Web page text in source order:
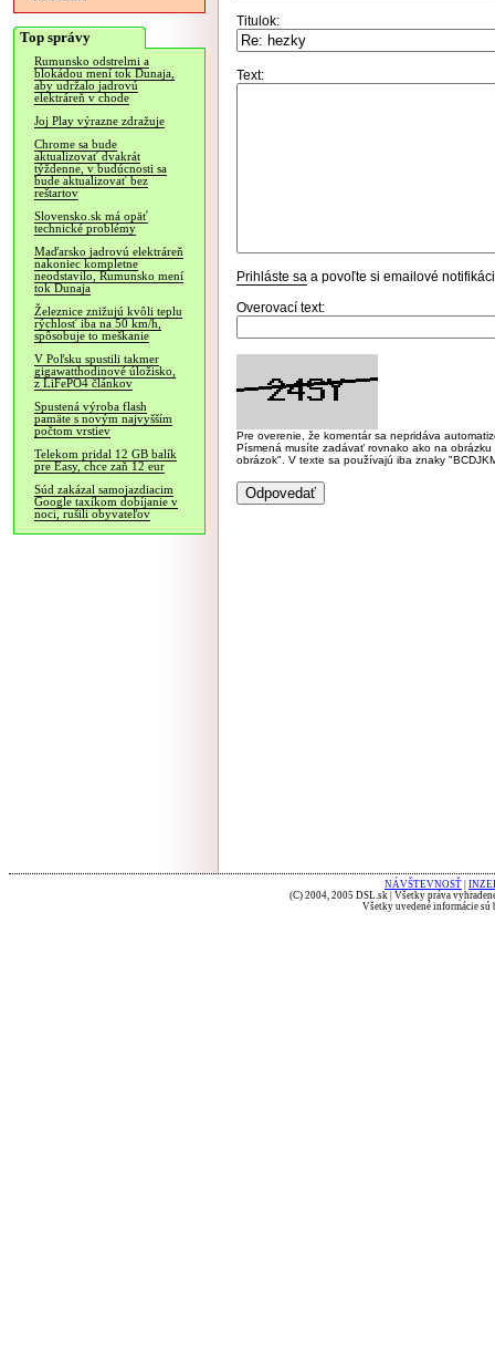
Top správy
Rumunsko odstrelmi a
blokádou mení tok Dunaja,
aby udržalo jadrovú
elektráreň v chode
Joj Play výrazne zdražuje
Chrome sa bude
aktualizovať dvakrát
týždenne, v budúcnosti sa
bude aktualizovať bez
reštartov
Slovensko.sk má opäť
technické problémy
Maďarsko jadrovú elektráreň
nakoniec kompletne
neodstavilo, Rumunsko mení
tok Dunaja
Železnice znižujú kvôli teplu
rýchlosť iba na 50 km/h,
spôsobuje to meškanie
V Poľsku spustili takmer
gigawatthodinové úložisko,
z LiFePO4 článkov
Spustená výroba flash
pamäte s novým najvyšším
počtom vrstiev
Telekom pridal 12 GB balík
pre Easy, chce zaň 12 eur
Súd zakázal samojazdiacim
Google taxíkom dobíjanie v
noci, rušili obyvateľov
Titulok:
Text:
Prihláste sa a povoľte si emailové
Overovací text:
Pre overenie, že komentár sa nepridáva
Písmená musíte zadávať rovnako ako na
obrázok". V texte sa používajú iba znaky
NÁVŠTEVNOSŤ
(C) 2004, 2005 DSL.sk | Všetky práva
Všetky uvedené informácie sú